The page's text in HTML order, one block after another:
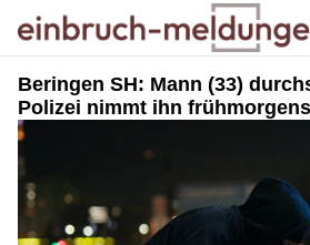
Beringen SH: Mann (33)
Polizei nimmt ihn